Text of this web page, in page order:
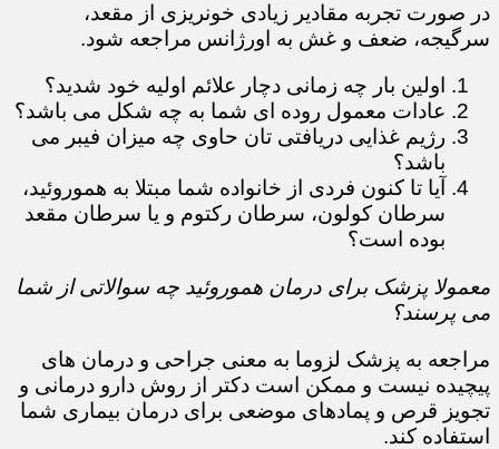
در صورت تجربه مقادیر زیادی خونریزی از مقعد،
سرگیجه، ضعف و غش به اورژانس مراجعه شود.
​​​​​​​​​​​​​​اولین بار چه زمانی دچار علائم اولیه خود شدید؟
عادات معمول روده ای شما به چه شکل می باشد؟
رژیم غذایی دریافتی تان حاوی چه میزان فیبر می
باشد؟
آیا تا کنون فردی از خانواده شما مبتلا به هموروئید،
سرطان کولون، سرطان رکتوم و یا سرطان مقعد
بوده است؟​​​​​​​
معمولا پزشک برای درمان هموروئید چه سوالاتی از شما
می پرسند؟
مراجعه به پزشک لزوما به معنی جراحی و درمان های
پیچیده نیست و ممکن است دکتر از روش دارو درمانی و
تجویز قرص و پمادهای موضعی برای درمان بیماری شما
استفاده کند.​​​​​​​